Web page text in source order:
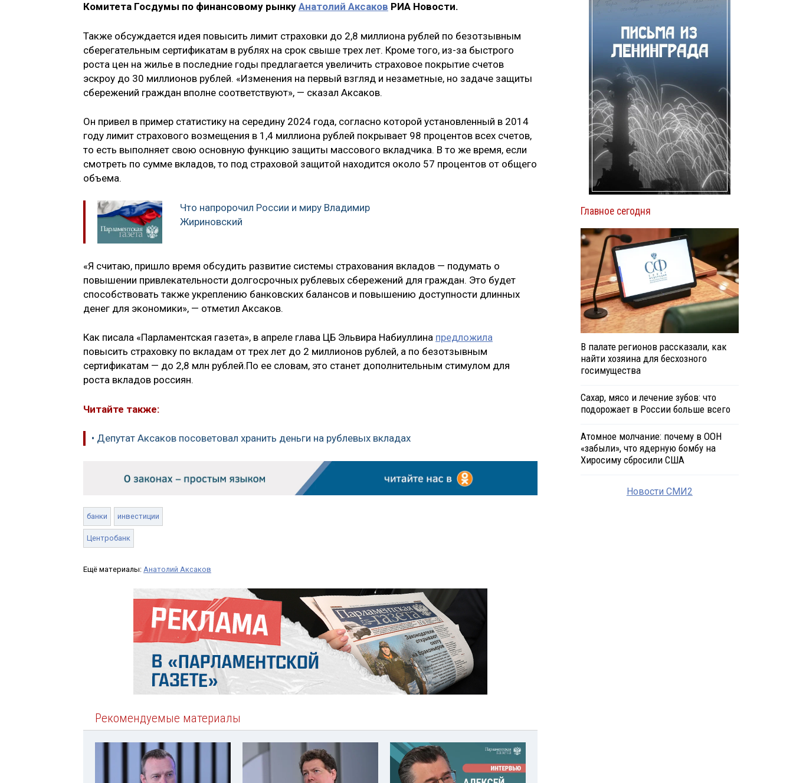
Комитета Госдумы по финансовому рынку Анатолий Аксаков РИА Новости.
Также обсуждается идея повысить лимит страховки до 2,8 миллиона рублей по безотзывным
сберегательным сертификатам в рублях на срок свыше трех лет. Кроме того, из-за быстрого
роста цен на жилье в последние годы предлагается увеличить страховое покрытие счетов
эскроу до 30 миллионов рублей. «Изменения на первый взгляд и незаметные, но задаче защиты
сбережений граждан вполне соответствуют», — сказал Аксаков.
Он привел в пример статистику на середину 2024 года, согласно которой установленный в 2014
году лимит страхового возмещения в 1,4 миллиона рублей покрывает 98 процентов всех счетов,
то есть выполняет свою основную функцию защиты массового вкладчика. В то же время, если
смотреть по сумме вкладов, то под страховой защитой находится около 57 процентов от общего
объема.
Что напророчил России и миру Владимир
Жириновский
«Я считаю, пришло время обсудить развитие системы страхования вкладов — подумать о
повышении привлекательности долгосрочных рублевых сбережений для граждан. Это будет
способствовать также укреплению банковских балансов и повышению доступности длинных
денег для экономики», — отметил Аксаков.
Как писала «Парламентская газета», в апреле глава ЦБ Эльвира Набиуллина предложила
повысить страховку по вкладам от трех лет до 2 миллионов рублей, а по безотзывным
сертификатам — до 2,8 млн рублей.По ее словам, это станет дополнительным стимулом для
роста вкладов россиян.
Читайте также:
• Депутат Аксаков посоветовал хранить деньги на рублевых вкладах
банки инвестиции
Центробанк
Ещё материалы: Анатолий Аксаков
Рекомендуемые материалы
Главное сегодня
В палате регионов рассказали, как
найти хозяина для бесхозного
госимущества
Сахар, мясо и лечение зубов: что
подорожает в России больше всего
Атомное молчание: почему в ООН
«забыли», что ядерную бомбу на
Хиросиму сбросили США
Новости СМИ2